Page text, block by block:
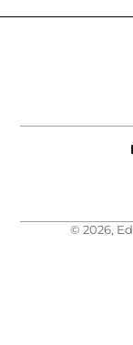
© 2026,